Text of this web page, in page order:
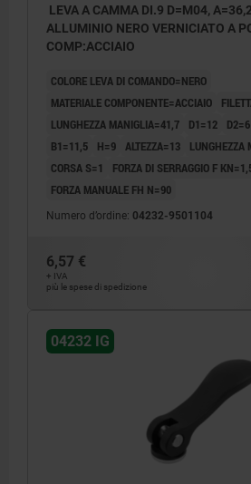
LEVA A CAMMA DI.9 D=M04,
ALLUMINIO NERO VERNICIATO A
COMP:ACCIAIO
COLORE LEVA DI COMANDO=NERO
MATERIALE COMPONENTE=ACCIAIO
LUNGHEZZA MANIGLIA=41,7
D1=12 D2=6
B1=11,5
H=9 ALTEZZA=13
LUNGHEZZA
CORSA S=1
FORZA DI SERRAGGIO F
FORZA MANUALE FH N=90
Numero d’ordine: 04232-9501104
6,57 €
+ IVA
più le spese di spedizione
04232 IG